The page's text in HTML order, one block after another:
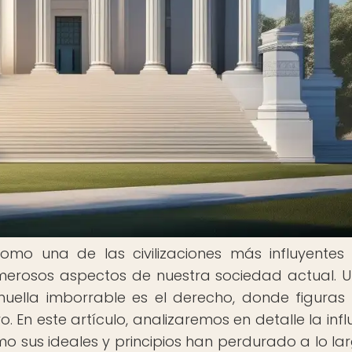
una de las civilizaciones más
aspectos de nuestra sociedad actual.
imborrable es el derecho, donde figuras
En este artículo, analizaremos en detalle la
sus ideales y principios han perdurado a lo